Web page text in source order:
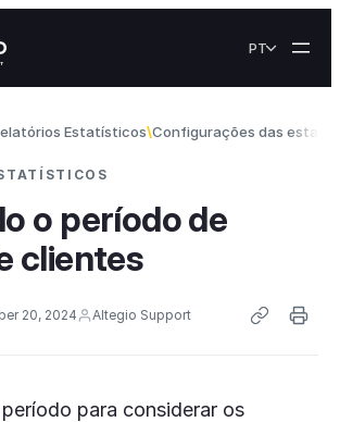
PT
Estatísticos Configurações das
o período de
clientes
20, 2024 Altegio Support
para considerar os